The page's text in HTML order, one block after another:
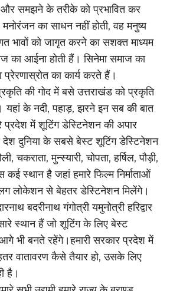
समझने के तरीके को प्रभावित कर
का साधन नहीं होती, वह मनुष्य
भावों को जागृत करने का सशक्त माध्यम
का आईना होती हैं। सिनेमा समाज का
प्रेरणास्रोत का कार्य करते हैं।
की गोद में बसे उत्तराखंड को प्रकृति
यहां के नदी, पहाड़, झरने इन सब की बात
में शूटिंग डेस्टिनेशन की अपार
देश दुनिया के सबसे बेस्ट शूटिंग डेस्टिनेशन
चकराता, मुन्स्यारी, चोपता, हर्षिल, पौड़ी,
कई स्थान है जहां हमारे फिल्म निर्माताओं
लोकेशन से बेहतर डेस्टिनेशन मिलेंगे।
बदरीनाथ गंगोत्री यमुनोत्री हरिद्वार
स्थान हैं जो शूटिंग के लिए बेस्ट
भी बनते रहेंगे।हमारी सरकार प्रदेश में
वातावरण कैसे तैयार हो, उसके लिए
है।